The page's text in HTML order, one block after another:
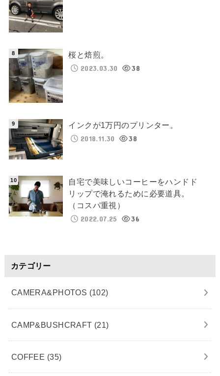
桜と焙煎。
2023.03.30
38
インクが1万円のプリンター。
2018.11.30
38
自宅で美味しいコーヒーをハンドド
リップで淹れるために必要道具。
（コスパ重視）
2022.07.25
36
カテゴリー
CAMERA&PHOTOS (102)
CAMP&BUSHCRAFT (21)
COFFEE (35)